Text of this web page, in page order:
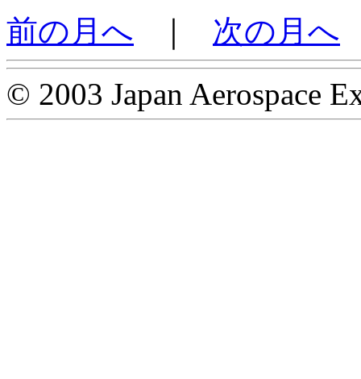
前の月へ
次の月へ
© 2003 Japan Aerospace